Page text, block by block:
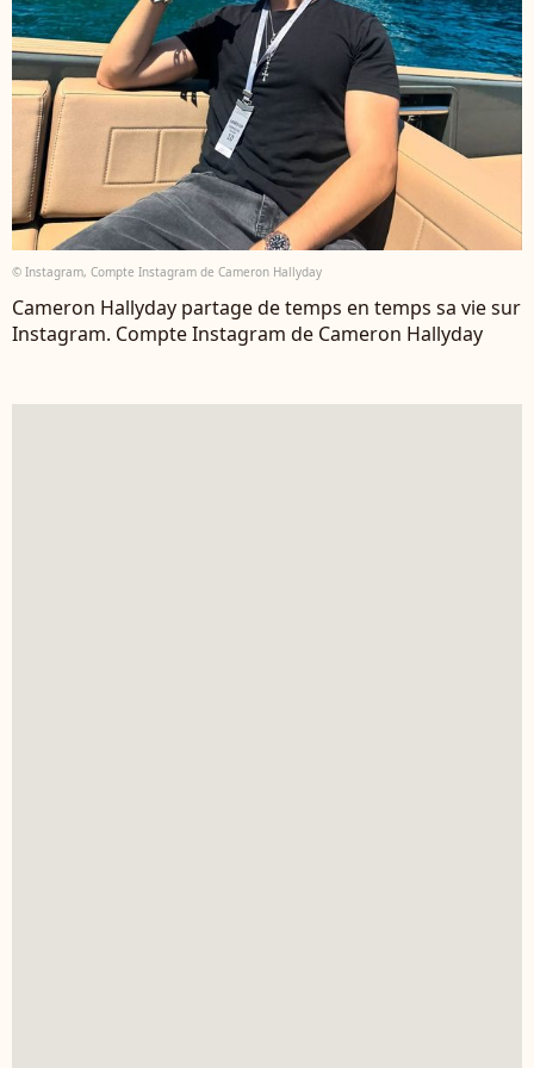
© Instagram, Compte Instagram de Cameron Hallyday
Cameron Hallyday partage de temps en temps sa vie sur
Instagram. Compte Instagram de Cameron Hallyday